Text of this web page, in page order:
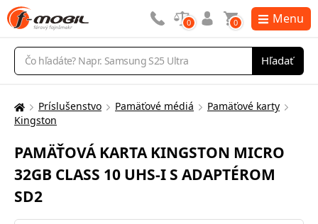
Vyhľadávanie
Hľadať
0 0 Menu
Tu
nachádzate:
Príslušenstvo Pamäťové médiá
Pamäťové karty
Kingston
PAMÄŤOVÁ KARTA KINGSTON MICRO
32GB CLASS 10 UHS-I S ADAPTÉROM
SD2